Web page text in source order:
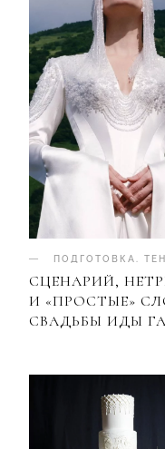
ПОДГОТОВКА
СЦЕНАРИЙ,
И «ПРОСТЫЕ»
СВАДЬБЫ ИДЫ